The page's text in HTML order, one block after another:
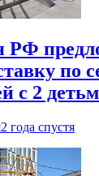
по
с 2
2 года спустя